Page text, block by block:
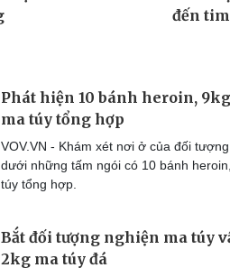
Phát hiện 10 bánh heroin,
ma túy tổng hợp
VOV.VN - Khám xét nơi ở của đối
dưới những tấm ngói có 10 bánh
túy tổng hợp.
Bắt đối tượng nghiện ma túy
2kg ma túy đá